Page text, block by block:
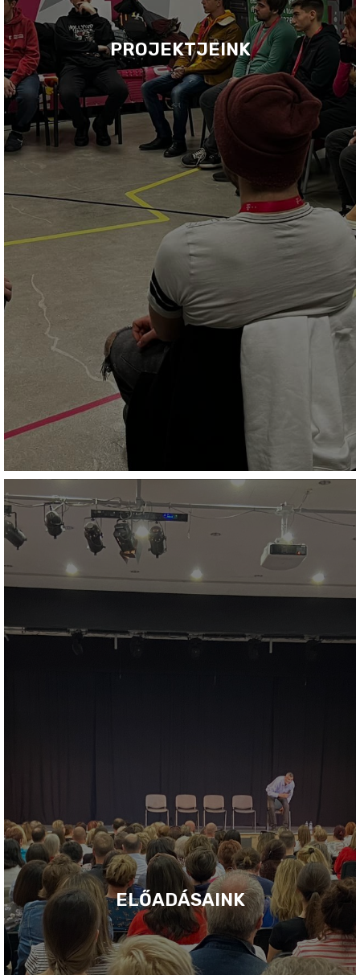
PROJEKTJEINK
ELŐADÁSAINK